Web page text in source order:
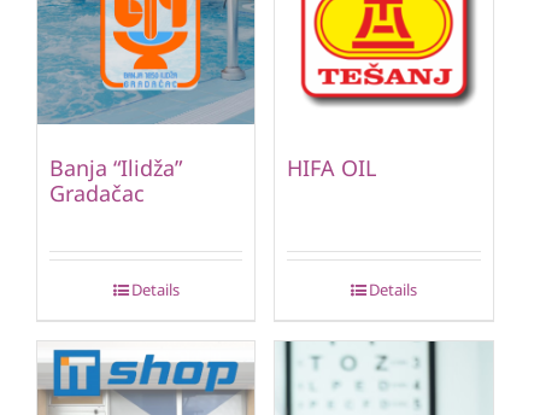
Banja “Ilidža”
Gradačac
Details
HIFA OIL
Details